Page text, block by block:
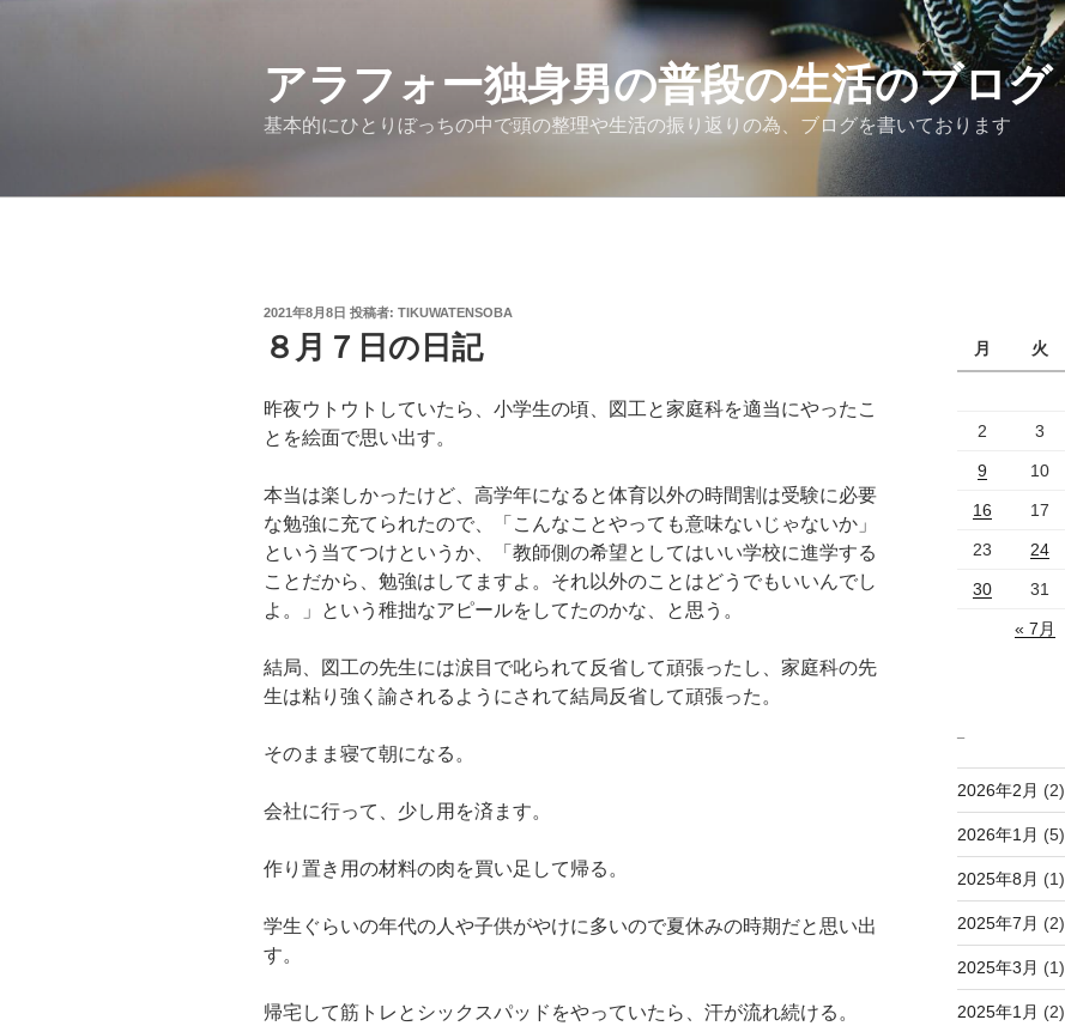
アラフォー独身男の普段の生活のブログ
基本的にひとりぼっちの中で頭の整理や生活の振り返りの為、ブログを書いております
投
日:
2021年8月8日 投稿者: TIKUWATENSOBA
８月７日の日記
昨夜ウトウトしていたら、小学生の頃、図工と家庭科を適当にやったこ
とを絵面で思い出す。
本当は楽しかったけど、高学年になると体育以外の時間割は受験に必要
な勉強に充てられたので、「こんなことやっても意味ないじゃないか」
という当てつけというか、「教師側の希望としてはいい学校に進学する
ことだから、勉強はしてますよ。それ以外のことはどうでもいいんでし
よ。」という稚拙なアピールをしてたのかな、と思う。
結局、図工の先生には涙目で叱られて反省して頑張ったし、家庭科の先
生は粘り強く諭されるようにされて結局反省して頑張った。
そのまま寝て朝になる。
会社に行って、少し用を済ます。
作り置き用の材料の肉を買い足して帰る。
学生ぐらいの年代の人や子供がやけに多いので夏休みの時期だと思い出
す。
帰宅して筋トレとシックスパッドをやっていたら、汗が流れ続ける。
月
火
2 3
9 10
16 17
23 24
30 31
« 7月
2026年2月 (2)
2026年1月 (5)
2025年8月 (1)
2025年7月 (2)
2025年3月 (1)
2025年1月 (2)